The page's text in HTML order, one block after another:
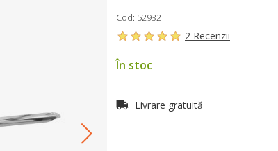
Cod: 52932
2 Recenzii
În stoc
Livrare gratuită